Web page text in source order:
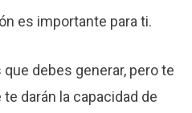
es importante para ti.
debes generar, pero te
darán la capacidad de